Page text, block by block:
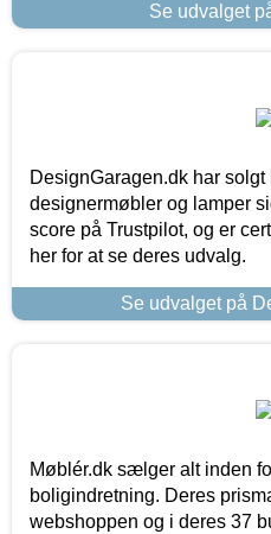
Se udvalget
DesignGaragen.dk har
designermøbler og lamper
score på Trustpilot, og er
her for at se deres udvalg.
Se udvalget på
Møblér.dk sælger alt inden
boligindretning. Deres
webshoppen og i deres 37